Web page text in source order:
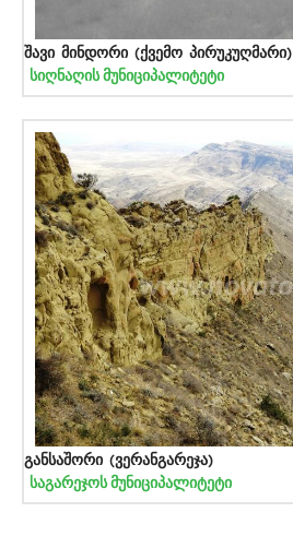
შავი მინდორი (ქვემო პირუკუღმარი)
სიღნაღის მუნიციპალიტეტი
განსაშორი (ვერანგარეჯა)
საგარეჯოს მუნიციპალიტეტი